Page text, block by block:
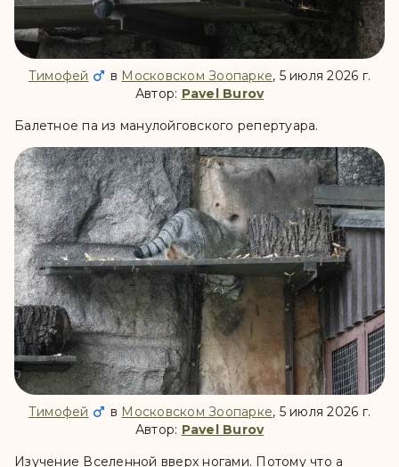
Тимофей в Московском Зоопарке, 5 июля 2026 г.
Автор: Pavel Burov
Балетное па из манулойговского репертуара.
Тимофей в Московском Зоопарке, 5 июля 2026 г.
Автор: Pavel Burov
Изучение Вселенной вверх ногами. Потому что а